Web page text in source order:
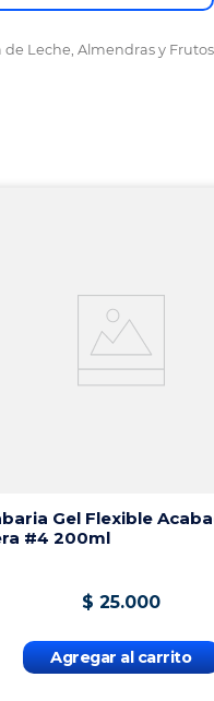
Leche, Almendras y Frutos
Gel Flexible
#4 200ml
$ 25.000
Agregar al carrito